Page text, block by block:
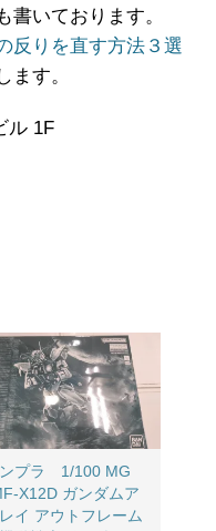
書いております。
反りを直す方法３選
ます。
ル 1F
ンプラ 1/100 ​MG
X12D ​ガンダムア
イ ​アウトフレーム